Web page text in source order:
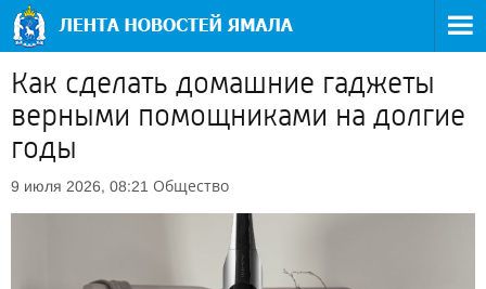
Как сделать домашние гаджеты
верными помощниками на долгие
годы
9 июля 2026, 08:21 Общество